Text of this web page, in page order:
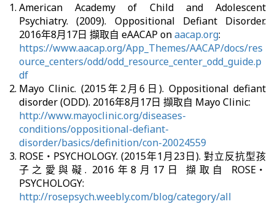
American Academy of Child and Adolescent
Psychiatry. (2009). Oppositional Defiant Disorder.
2016年8月17日 擷取自 eAACAP onaacap.org:
https://www.aacap.org/App_Themes/AACAP/docs/res
ource_centers/odd/odd_resource_center_odd_guide.p
df
Mayo Clinic. (2015年2月6日). Oppositional defiant
disorder (ODD). 2016年8月17日 擷取自 Mayo Clinic:
http://www.mayoclinic.org/diseases-
conditions/oppositional-defiant-
disorder/basics/definition/con-20024559
ROSE‧PSYCHOLOGY. (2015年1月23日). 對立反抗型孩
子之愛與礙. 2016年8月17日 擷取自 ROSE‧
PSYCHOLOGY:
http://rosepsych.weebly.com/blog/category/all